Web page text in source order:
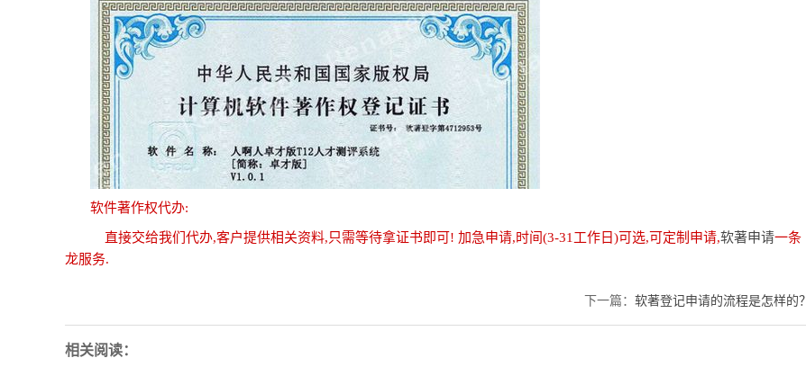
软件著作权代办:
直接交给我们代办,客户提供相关资料,只需等待拿证书即可! 加急申请,时间(3-31工作日)可选,可定制申请,软著申请一条
龙服务.
下一篇： 软著登记申请的流程是怎样的？
相关阅读：